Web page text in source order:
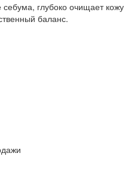
глубоко очищает кожу
баланс.